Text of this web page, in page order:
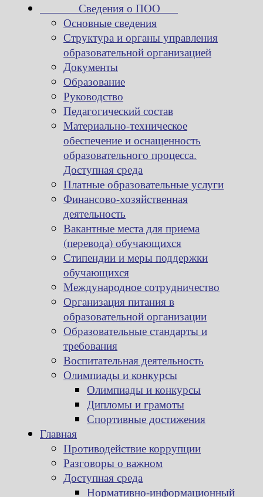
Сведения о ПОО
Основные сведения
Структура и органы управления
образовательной организацией
Документы
Образование
Руководство
Педагогический состав
Материально-техническое
обеспечение и оснащенность
образовательного процесса.
Доступная среда
Платные образовательные услуги
Финансово-хозяйственная
деятельность
Вакантные места для приема
(перевода) обучающихся
Стипендии и меры поддержки
обучающихся
Международное сотрудничество
Организация питания в
образовательной организации
Образовательные стандарты и
требования
Воспитательная деятельность
Олимпиады и конкурсы
Олимпиады и конкурсы
Дипломы и грамоты
Спортивные достижения
Главная
Противодействие коррупции
Разговоры о важном
Доступная среда
Нормативно-информационный